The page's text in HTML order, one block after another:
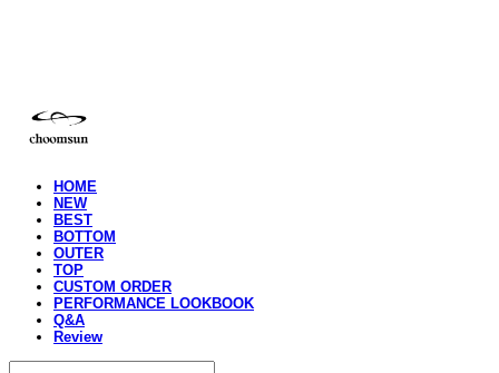
HOME
NEW
BEST
BOTTOM
OUTER
TOP
CUSTOM ORDER
PERFORMANCE LOOKBOOK
Q&A
Review